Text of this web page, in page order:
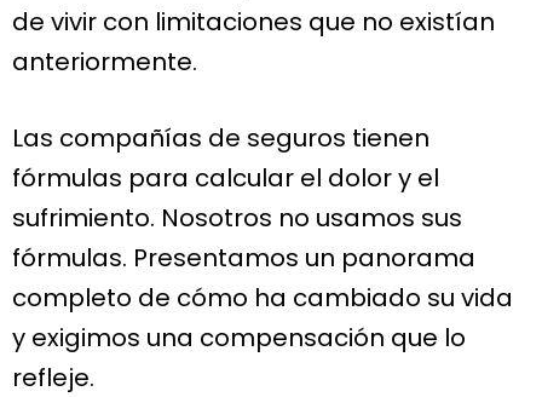
de vivir con limitaciones que no existían
anteriormente.
Las compañías de seguros tienen
fórmulas para calcular el dolor y el
sufrimiento. Nosotros no usamos sus
fórmulas. Presentamos un panorama
completo de cómo ha cambiado su vida
y exigimos una compensación que lo
refleje.